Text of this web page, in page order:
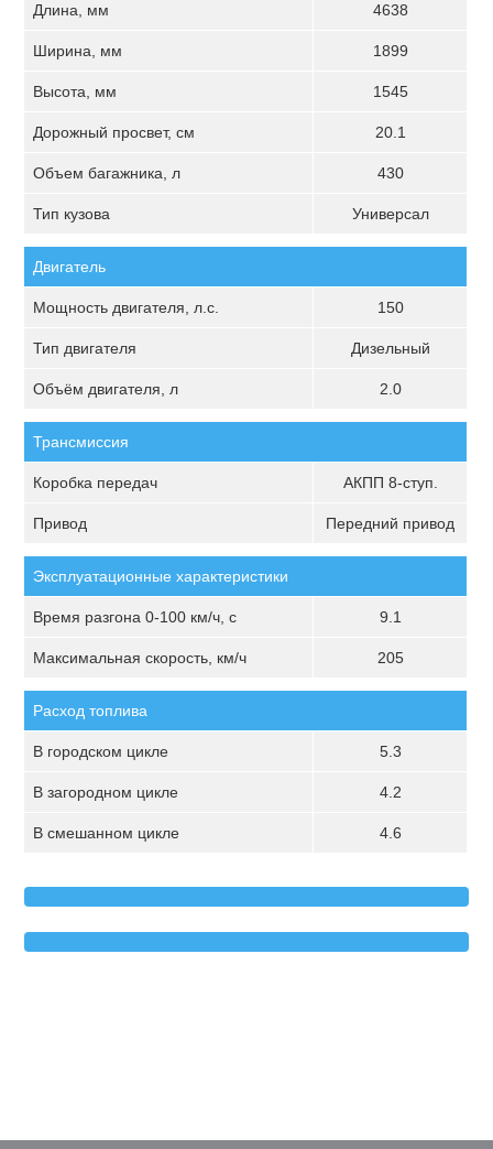
Длина, мм 4638
Ширина, мм 1899
Высота, мм 1545
Дорожный просвет, см 20.1
Объем багажника, л 430
Тип кузова Универсал
Двигатель
Мощность двигателя, л.с. 150
Тип двигателя Дизельный
Объём двигателя, л 2.0
Трансмиссия
Коробка передач АКПП 8-ступ.
Привод Передний привод
Эксплуатационные характеристики
Время разгона 0-100 км/ч, с 9.1
Максимальная скорость, км/ч 205
Расход топлива
В городском цикле 5.3
В загородном цикле 4.2
В смешанном цикле 4.6